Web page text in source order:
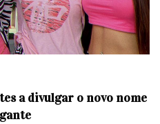
a divulgar o novo nome